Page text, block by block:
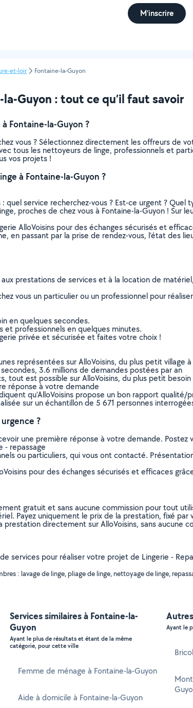
M'inscrire
et-loir Fontaine-la-Guyon
Guyon : tout ce qu’il faut savoir
Fontaine-la-Guyon ?
vous ? Sélectionnez directement les offreurs de
tous les nettoyeurs de linge, professionnels et
vos projets !
à Fontaine-la-Guyon ?
quel service recherchez-vous ? Est-ce urgent ?
proches de chez vous à Fontaine-la-Guyon ! Sur
AlloVoisins pour des échanges sécurisés et
en passant par la prise de rendez-vous, l’état des
prestations de services et à la location de
vous un particulier ou un professionnel pour
en quelques secondes.
et professionnels en quelques minutes.
privée et sécurisée et faites votre choix !
représentées sur AlloVoisins, du plus petit village
3.6 millions de demandes postées par an
tout est possible sur AlloVoisins, du plus petit besoin
réponse à votre demande
qu’AlloVoisins propose un bon rapport qualité/
sur un échantillon de 5 671 personnes
?
une première réponse à votre demande.
- repassage
ou particuliers, qui vous ont contacté.
pour des échanges sécurisés et efficaces
gratuit et sans aucune commission pour tout
Payez uniquement le prix de la prestation, fixé par
directement sur AlloVoisins, sans aucune
services pour réaliser votre projet de Lingerie -
: lavage de linge, pliage de linge, nettoyage de linge,
Services similaires à Fontaine-la-
Guyon
Ayant le plus de résultats et étant de la même
catégorie, pour cette ville
Femme de ménage à Fontaine-la-Guyon
Aide à domicile à Fontaine-la-Guyon
Ayant le